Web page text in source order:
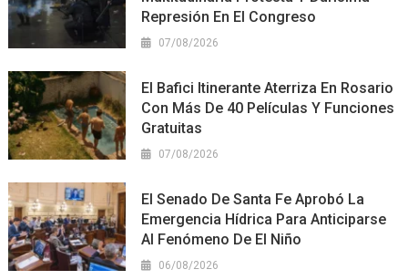
Represión En El Congreso
07/08/2026
El Bafici Itinerante Aterriza En Rosario
Con Más De 40 Películas Y Funciones
Gratuitas
07/08/2026
El Senado De Santa Fe Aprobó La
Emergencia Hídrica Para Anticiparse
Al Fenómeno De El Niño
06/08/2026